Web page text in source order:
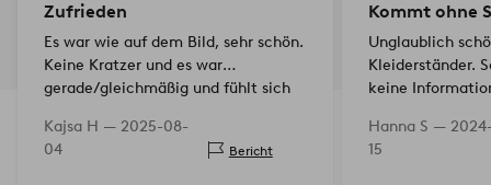
Zufrieden
Es war wie auf dem Bild, sehr schön.
Keine Kratzer und es war
gerade/gleichmäßig und fühlt sich
Kajsa H — 2025-08-
04
Bericht
Kommt ohne
Unglaublich
Kleiderständer.
keine
Hanna S —
15